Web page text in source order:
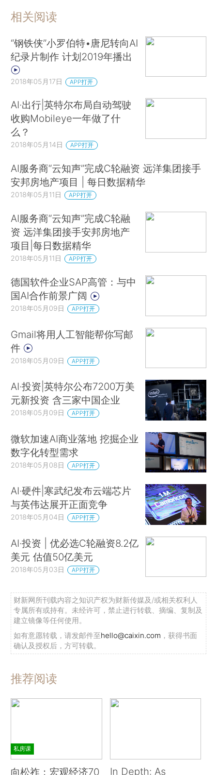
相关阅读
“钢铁侠”小罗伯特•唐尼转向AI
纪录片制作 计划2019年播出
2018年05月17日 APP打开
AI·出行|英特尔布局自动驾驶
收购Mobileye一年做了什
么？
2018年05月14日 APP打开
AI服务商“云知声”完成C轮融资 远洋集团接手
安邦房地产项目 | 每日数据精华
2018年05月11日 APP打开
AI服务商“云知声”完成C轮融
资 远洋集团接手安邦房地产
项目|每日数据精华
2018年05月11日 APP打开
德国软件企业SAP高管：与中
国AI合作前景广阔
2018年05月09日 APP打开
Gmail将用人工智能帮你写邮
件
2018年05月09日 APP打开
AI·投资|英特尔公布7200万美
元新投资 含三家中国企业
2018年05月09日 APP打开
微软加速AI商业落地 挖掘企业
数字化转型需求
2018年05月08日 APP打开
AI·硬件|寒武纪发布云端芯片
与英伟达展开正面竞争
2018年05月04日 APP打开
AI·投资 | 优必选C轮融资8.2亿
美元 估值50亿美元
2018年05月03日 APP打开
财新网所刊载内容之知识产权为财新传媒及/或相关权利人
专属所有或持有。未经许可，禁止进行转载、摘编、复制及
建立镜像等任何使用。
如有意愿转载，请发邮件至hello@caixin.com ，获得书面
确认及授权后，方可转载。
推荐阅读
私房课
向松祚：宏观经济70
In Depth: As